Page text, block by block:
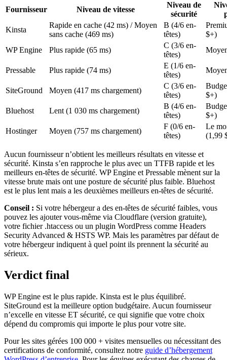
Fournisseur Niveau de vitesse
Niveau de
sécurité
Kinsta
Rapide en cache (42 ms) / Moyen
sans cache (469 ms)
B (4/6 en-
têtes)
$+)
WP Engine
Plus rapide (65 ms)
C (3/6 en-
têtes)
Pressable Plus rapide (74 ms)
E (1/6 en-
têtes)
SiteGround Moyen (417 ms chargement)
C (3/6 en-
têtes)
$+)
Bluehost
Lent (1 030 ms chargement)
B (4/6 en-
têtes)
$+)
Hostinger
Moyen (757 ms chargement)
F (0/6 en-
têtes)
Le
(1,99
Aucun fournisseur n’obtient les meilleurs résultats en vitesse et
sécurité. Kinsta s’en rapproche le plus avec un TTFB rapide et les
meilleurs en-têtes de sécurité. WP Engine et Pressable mènent sur la
vitesse brute mais ont une posture de sécurité plus faible. Bluehost
est le plus lent mais a les deuxièmes meilleurs en-têtes de sécurité.
Conseil : Si votre hébergeur a des en-têtes de sécurité faibles, vous
pouvez les ajouter vous-même via Cloudflare (version gratuite),
votre fichier .htaccess ou un plugin WordPress comme Headers
Security Advanced & HSTS WP. Mais les paramètres par défaut de
votre hébergeur indiquent à quel point ils prennent la sécurité au
sérieux.
Verdict final
WP Engine est le plus rapide. Kinsta est le plus équilibré.
SiteGround est la meilleure option budgétaire. Aucun fournisseur
n’excelle en vitesse ET sécurité, ce qui signifie que votre choix
dépend du compromis qui importe le plus pour votre site.
Pour les sites gérées 100 000 + visites mensuelles ou nécessitant des
certifications de conformité, consultez notre guide d’hébergement